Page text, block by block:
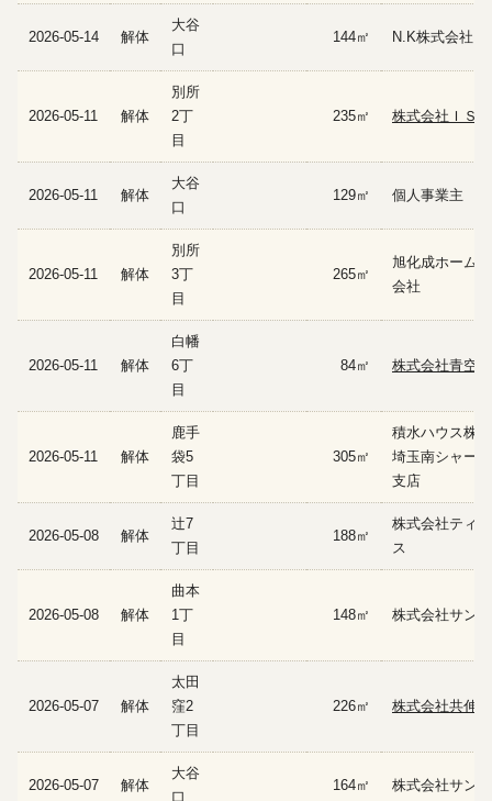
2026-05-14 解体
大谷
口
144㎡ N.K株式会社
2026-05-11 解体
別所
2丁
目
235㎡ 株式会社ＩＳＩ
2026-05-11 解体
大谷
口
129㎡ 個人事業主
2026-05-11 解体
別所
3丁
目
265㎡
旭化成ホーム
会社
2026-05-11 解体
白幡
6丁
目
84㎡ 株式会社青空
2026-05-11 解体
鹿手
袋5
丁目
305㎡
積水ハウス株
埼玉南シャー
支店
2026-05-08 解体
辻7
丁目
188㎡
株式会社ティ
ス
2026-05-08 解体
曲本
1丁
目
148㎡ 株式会社サン
2026-05-07 解体
太田
窪2
丁目
226㎡ 株式会社共伸
2026-05-07 解体
大谷
口
164㎡ 株式会社サン